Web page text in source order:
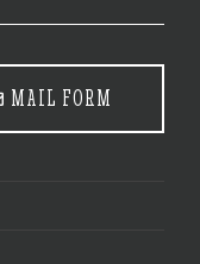
MAIL FORM